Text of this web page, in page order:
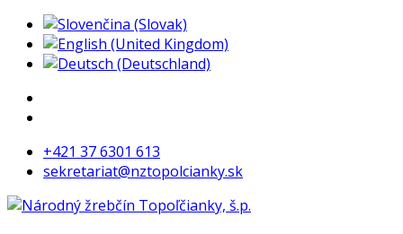
+421 37 6301 613
sekretariat@nztopolcianky.sk